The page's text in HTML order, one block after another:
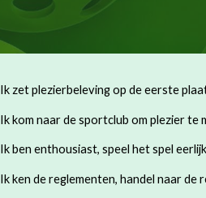
Ik zet plezierbeleving op de eerste
Ik kom naar de sportclub om plezier te
Ik ben enthousiast, speel het spel
Ik ken de reglementen, handel naar